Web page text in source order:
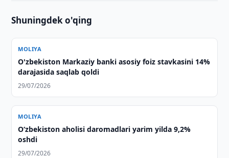
Shuningdek o'qing
MOLIYA
O'zbekiston Markaziy banki asosiy foiz stavkasini 14%
darajasida saqlab qoldi
29/07/2026
MOLIYA
O‘zbekiston aholisi daromadlari yarim yilda 9,2%
oshdi
29/07/2026